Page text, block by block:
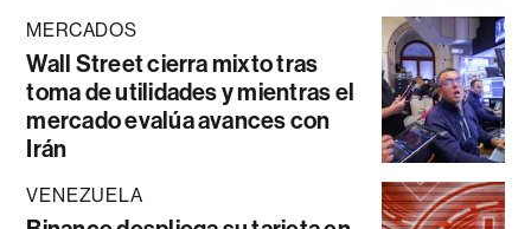
MERCADOS
Wall Street cierra mixto tras
toma de utilidades y mientras el
mercado evalúa avances con
Irán
VENEZUELA